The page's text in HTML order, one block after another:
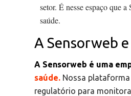
setor. É nesse espaço que
saúde.
A Sensorweb
A Sensorweb é uma
saúde. Nossa
regulatório para